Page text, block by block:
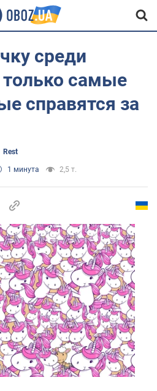
среди
только самые
справятся за
Rest
1 минута 2,5 т.